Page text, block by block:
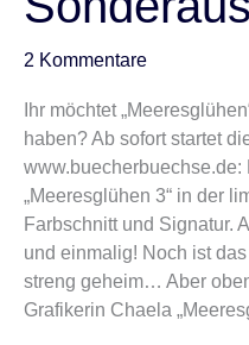
2 Kommentare
Ihr möchtet
haben? Ab sofort startet
www.buecherbuechse.de:
„Meeresglühen 3“ in der
Farbschnitt und Signatur.
und einmalig! Noch ist
streng geheim… Aber
Grafikerin Chaela